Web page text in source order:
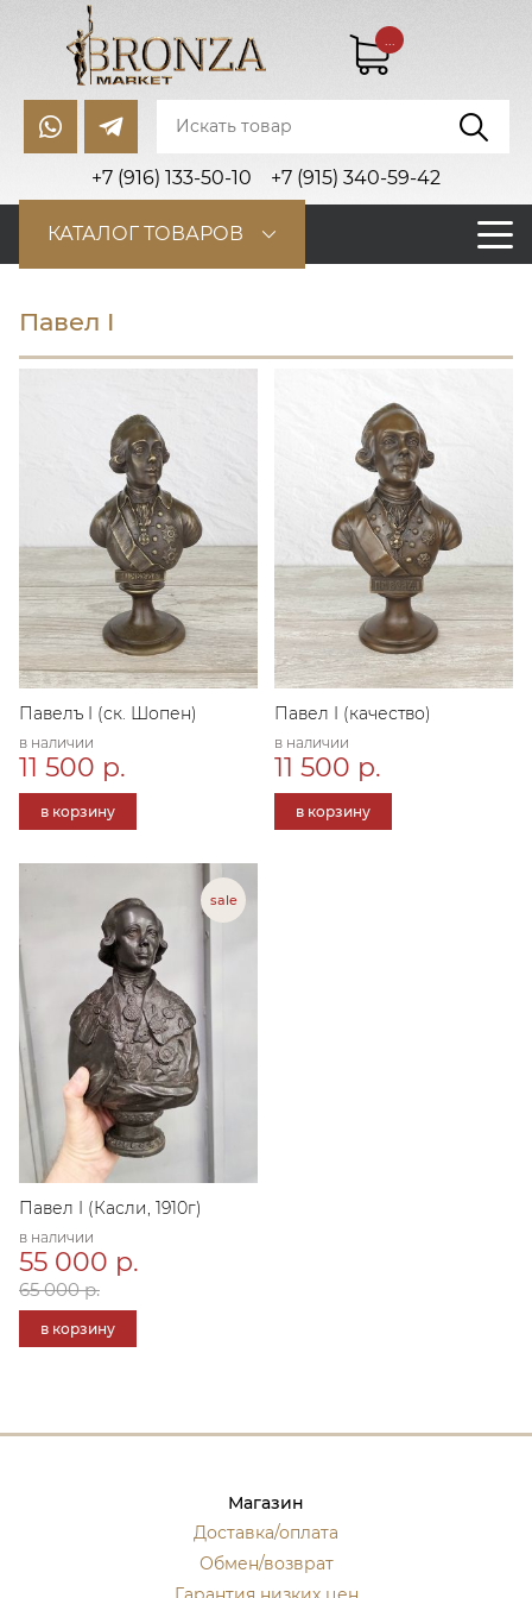
+7 (916) 133-50-10 +7 (915) 340-59-42
...
КАТАЛОГ ТОВАРОВ
Павел I
Павелъ I (ск. Шопен)
в наличии
11 500 р.
в корзину
Павел I (качество)
в наличии
11 500 р.
в корзину
Павел I (Касли, 1910г)
в наличии
55 000 р.
65 000 р.
в корзину
Магазин
Доставка/оплата
Обмен/возврат